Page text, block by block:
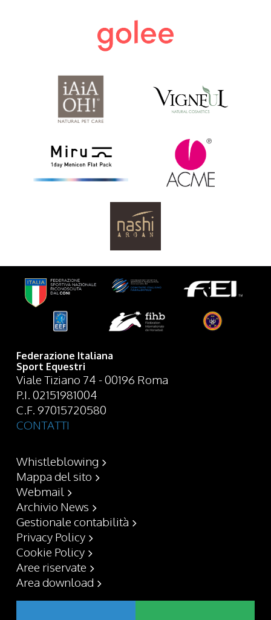
Federazione Italiana
Sport Equestri
Viale Tiziano 74 - 00196 Roma
P.I. 02151981004
C.F. 97015720580
CONTATTI
Whistleblowing
Mappa del sito
Webmail
Archivio News
Gestionale contabilità
Privacy Policy
Cookie Policy
Aree riservate
Area download